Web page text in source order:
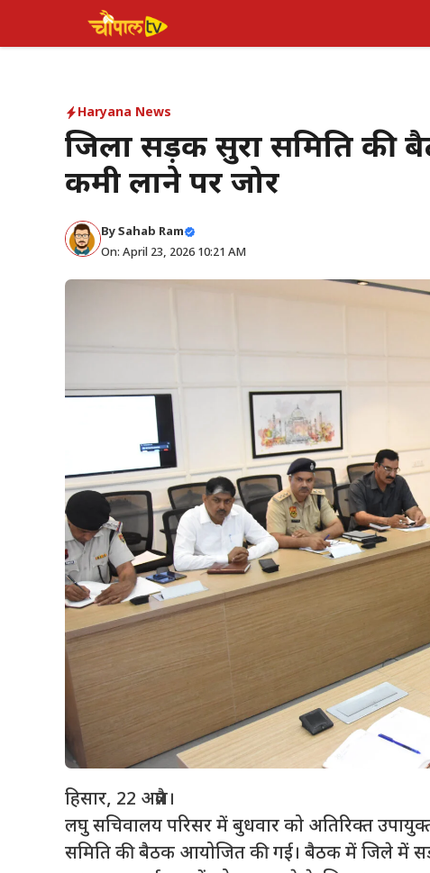
Haryana News
जिला सड़क सुरक्षा समिति
कमी लाने पर जोर
By Sahab Ram
On: April 23, 2026 10:21 AM
हिसार, 22 अप्रैल।
लघु सचिवालय परिसर में बुधवार को अतिरिक्त
समिति की बैठक आयोजित की गई। बैठक में जिले में सड़क